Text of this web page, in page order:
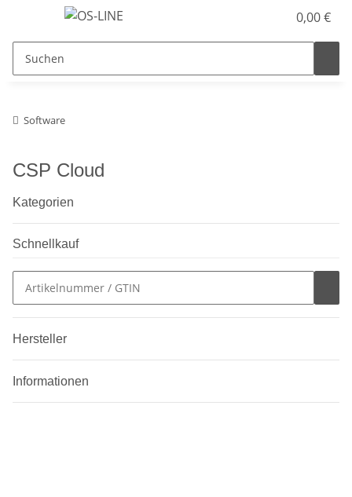
0,00 €
Software
CSP Cloud
Kategorien
Schnellkauf
Hersteller
Informationen